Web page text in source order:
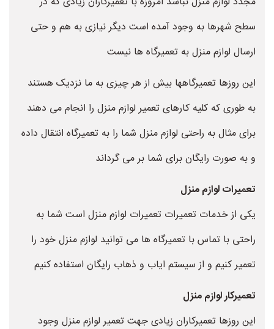
سطح شهرها به وجود آمده است دیگر نیازی به هم و حتی
ارسال لوازم منزل به تعمیرگاه ها نیست
این روزها تعمیرگاهها بیش از هر چیزی به ما نزدیک هستند
به طوری که کلیه کارهای تعمیر لوازم منزل را انجام می دهند
برای مثال به راحتی لوازم منزل شما را به تعمیرگاه انتقال داده
و به صورت رایگان برای شما بر می گرداند
تعمیرات لوازم منزل
یکی از خدمات تعمیرات تعمیرات لوازم منزل است شما به
راحتی با تماس با تعمیرگاه ها می توانید لوازم منزل خود را
تعمیر کنیم و از سیستم ایاب و ذهاب رایگان استفاده کنیم
تعمیرکار لوازم منزل
این روزها تعمیرکاران زیادی جهت تعمیر لوازم منزل وجود